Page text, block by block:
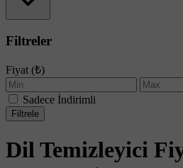
Filtreler
Fiyat (₺)
Sadece İndirimli
Filtrele
Dil Temizleyici